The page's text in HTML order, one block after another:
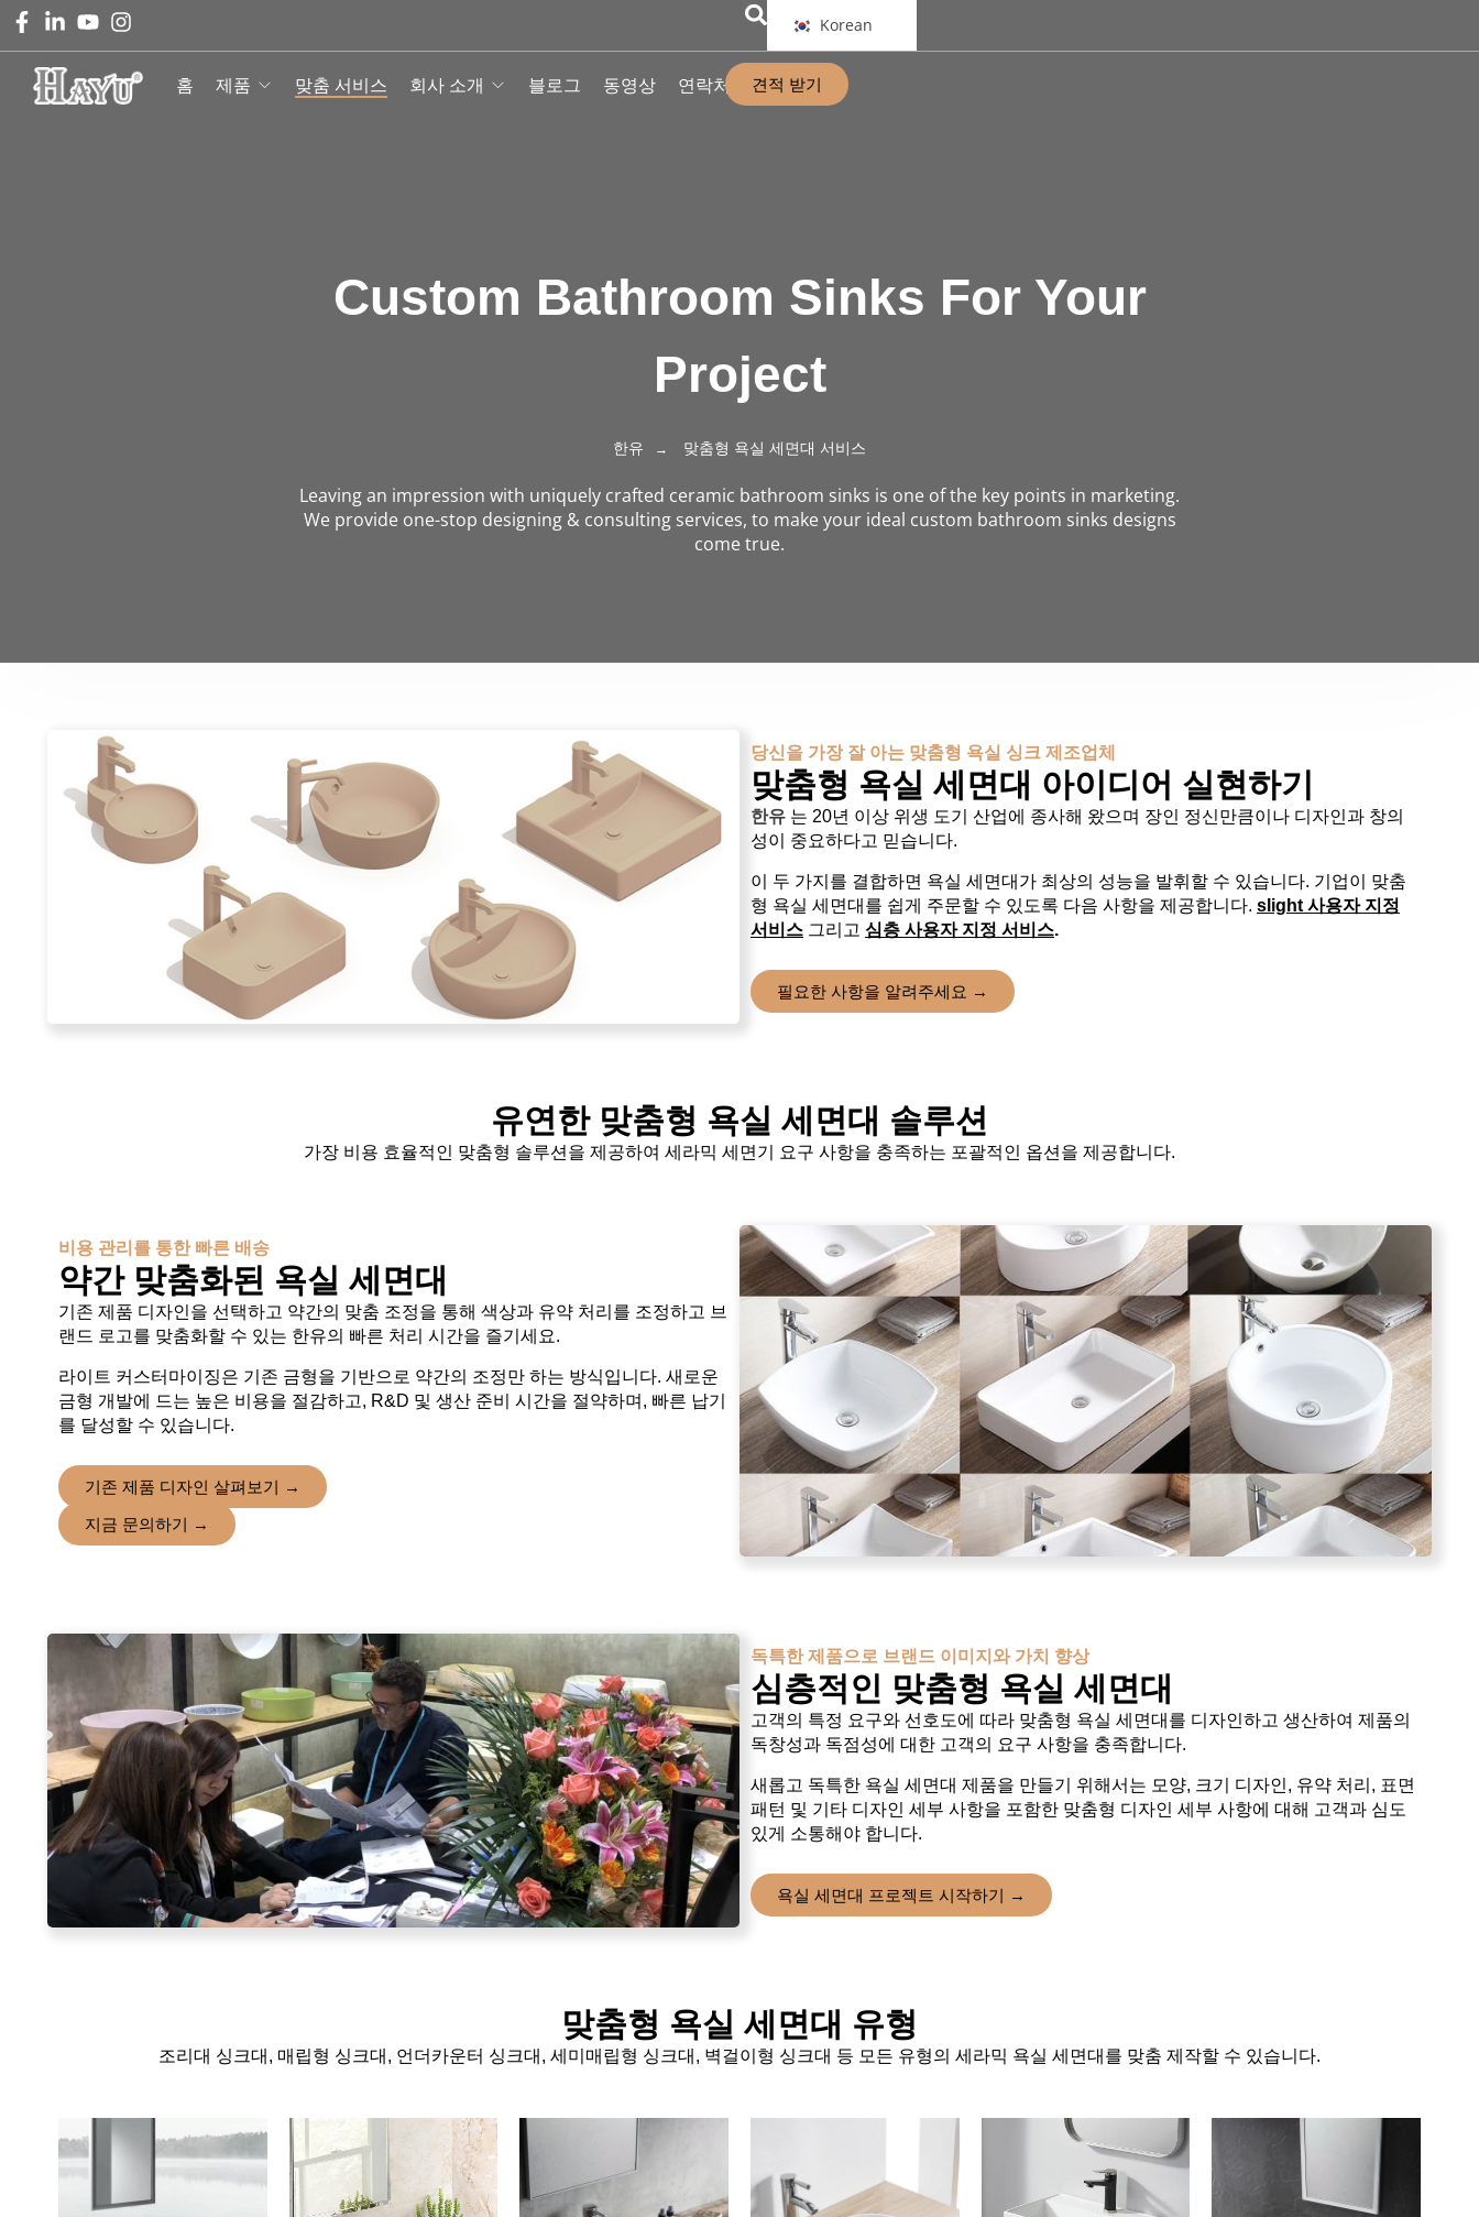
Korean
홈 제품 맞춤 서비스 회사 소개 블로그 동영상 연락처 견적 받기
Custom Bathroom Sinks For Your
Project
한유 맞춤형 욕실 세면대 서비스
Leaving an impression with uniquely crafted ceramic bathroom sinks is one of the key points in marketing.
We provide one-stop designing & consulting services, to make your ideal custom bathroom sinks designs
come true.
당신을 가장 잘 아는 맞춤형 욕실 싱크 제조업체
맞춤형 욕실 세면대 아이디어 실현하기
한유는 20년 이상 위생 도기 산업에 종사해 왔으며 장인 정신만큼이나 디자인과 창의
성이 중요하다고 믿습니다.
이 두 가지를 결합하면 욕실 세면대가 최상의 성능을 발휘할 수 있습니다. 기업이 맞춤
형 욕실 세면대를 쉽게 주문할 수 있도록 다음 사항을 제공합니다. slight사용자 지정
서비스그리고 심층사용자 지정 서비스.
필요한 사항을 알려주세요 →
유연한 맞춤형 욕실 세면대 솔루션
가장 비용 효율적인 맞춤형 솔루션을 제공하여 세라믹 세면기 요구 사항을 충족하는 포괄적인 옵션을 제공합니다.
비용 관리를 통한 빠른 배송
약간 맞춤화된 욕실 세면대
기존 제품 디자인을 선택하고 약간의 맞춤 조정을 통해 색상과 유약 처리를 조정하고 브
랜드 로고를 맞춤화할 수 있는 한유의 빠른 처리 시간을 즐기세요.
라이트 커스터마이징은 기존 금형을 기반으로 약간의 조정만 하는 방식입니다. 새로운
금형 개발에 드는 높은 비용을 절감하고, R&D 및 생산 준비 시간을 절약하며, 빠른 납기
를 달성할 수 있습니다.
기존 제품 디자인 살펴보기 →
지금 문의하기 →
독특한 제품으로 브랜드 이미지와 가치 향상
심층적인 맞춤형 욕실 세면대
고객의 특정 요구와 선호도에 따라 맞춤형 욕실 세면대를 디자인하고 생산하여 제품의
독창성과 독점성에 대한 고객의 요구 사항을 충족합니다.
새롭고 독특한 욕실 세면대 제품을 만들기 위해서는 모양, 크기 디자인, 유약 처리, 표면
패턴 및 기타 디자인 세부 사항을 포함한 맞춤형 디자인 세부 사항에 대해 고객과 심도
있게 소통해야 합니다.
욕실 세면대 프로젝트 시작하기 →
맞춤형 욕실 세면대 유형
조리대 싱크대, 매립형 싱크대, 언더카운터 싱크대, 세미매립형 싱크대, 벽걸이형 싱크대 등 모든 유형의 세라믹 욕실 세면대를 맞춤 제작할 수 있습니다.